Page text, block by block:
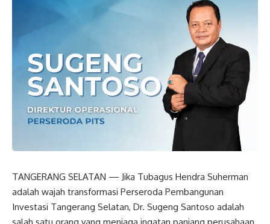
TANGERANG SELATAN — Jika Tubagus Hendra Suherman
adalah wajah transformasi Perseroda Pembangunan
Investasi Tangerang Selatan, Dr. Sugeng Santoso adalah
salah satu orang yang menjaga ingatan panjang perusahaan